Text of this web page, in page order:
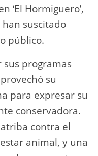
‘El Hormiguero’,
suscitado
público.
sus programas
su
para expresar su
conservadora.
contra el
animal, y una